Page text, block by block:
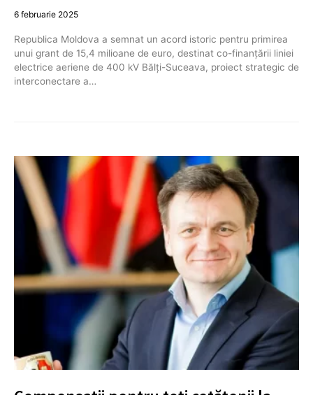
6 februarie 2025
Republica Moldova a semnat un acord istoric pentru primirea
unui grant de 15,4 milioane de euro, destinat co-finanțării liniei
electrice aeriene de 400 kV Bălți-Suceava, proiect strategic de
interconectare a…